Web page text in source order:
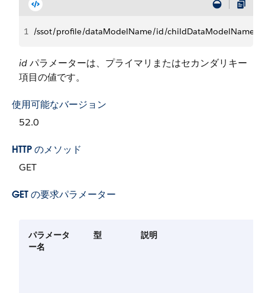
1 /ssot/profile/dataModelName/id/childDataModelName
idパラメーターは、プライマリまたはセカンダリキー
項目の値です。
使用可能なバージョン
52.0
HTTP のメソッド
GET
GET の要求パラメーター
パラメータ
ー名
型 説明